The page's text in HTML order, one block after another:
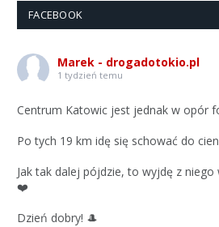
FACEBOOK
Marek - drogadotokio.pl
1 tydzień temu
Centrum Katowic jest jednak w opór
Po tych 19 km idę się schować do
Jak tak dalej pójdzie, to wyjdę z niego
❤️
Dzień dobry! 🎩